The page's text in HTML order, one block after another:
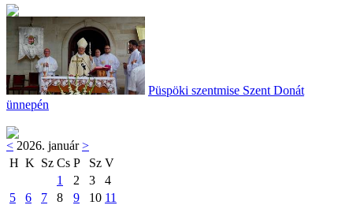
Püspöki szentmise Szent Donát
ünnepén
< 2026. január>
H K Sz Cs P Sz V
1
2 3
4
5
6 7 8 9 10 11